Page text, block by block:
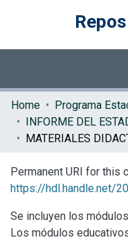
Communities &
Browse DSpace
Home
Permanent URI for this
https://hdl.handle.net/
Se incluyen los
Los módulos